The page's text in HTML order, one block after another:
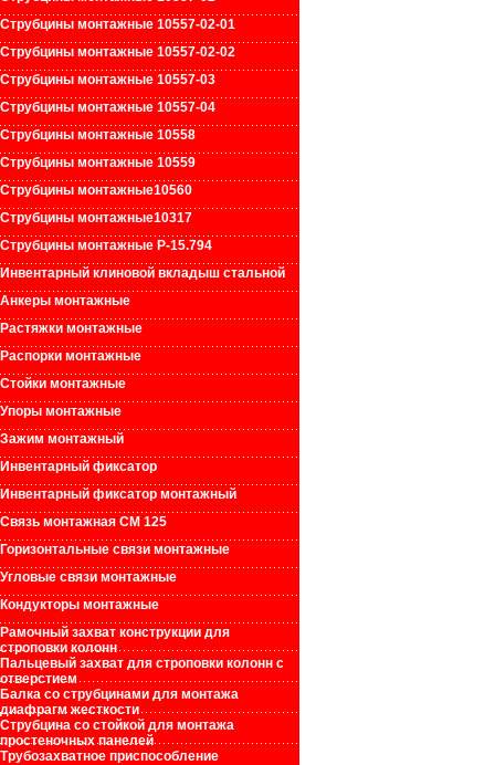
Струбцины монтажные 10557-02-01
Струбцины монтажные 10557-02-02
Струбцины монтажные 10557-03
Струбцины монтажные 10557-04
Струбцины монтажные 10558
Струбцины монтажные 10559
Струбцины монтажные10560
Струбцины монтажные10317
Струбцины монтажные Р-15.794
Инвентарный клиновой вкладыш стальной
Анкеры монтажные
Растяжки монтажные
Распорки монтажные
Стойки монтажные
Упоры монтажные
Зажим монтажный
Инвентарный фиксатор
Инвентарный фиксатор монтажный
Связь монтажная СМ 125
Горизонтальные связи монтажные
Угловые связи монтажные
Кондукторы монтажные
Рамочный захват конструкции для
строповки колонн
Пальцевый захват для строповки колонн с
отверстием
Балка со струбцинами для монтажа
диафрагм жесткости
Струбцина со стойкой для монтажа
простеночных панелей
Трубозахватное приспособление